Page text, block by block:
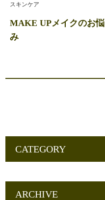
スキンケア
MAKE UPメイクのお悩
み
CATEGORY
ARCHIVE